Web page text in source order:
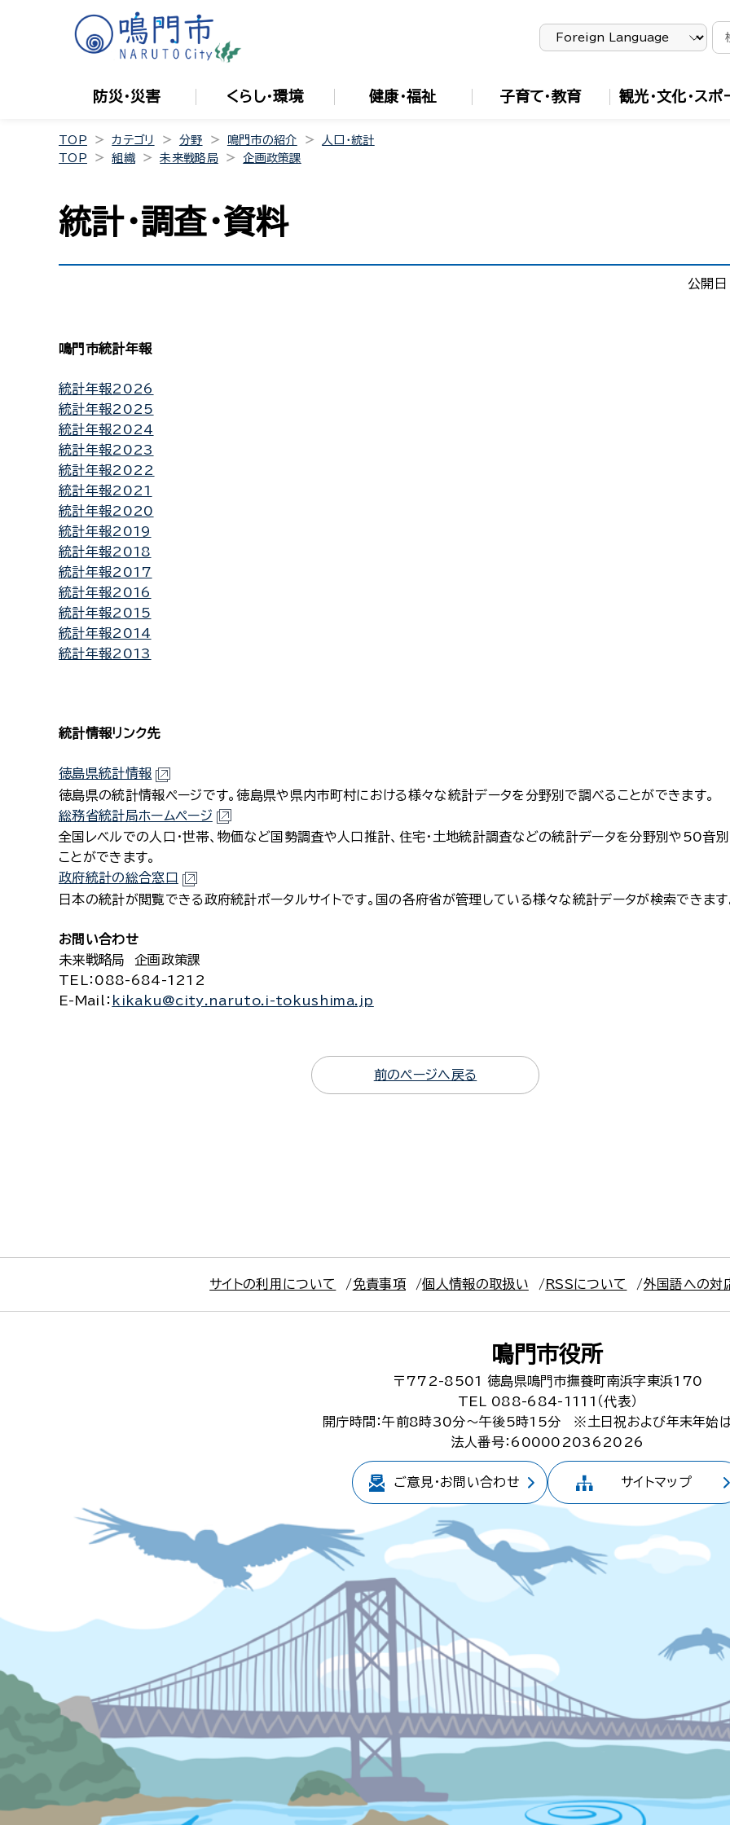
防災・災害 くらし・環境 健康・福祉 子育て・教育 観光・文化・スポ
TOP カテゴリ 分野 鳴門市の紹介
人口・統計
TOP
組織 未来戦略局 企画政策課
統計・調査・資料
公開
鳴門市統計年報
統計年報2026
統計年報2025
統計年報2024
統計年報2023
統計年報2022
統計年報2021
統計年報2020
統計年報2019
統計年報2018
統計年報2017
統計年報2016
統計年報2015
統計年報2014
統計年報2013
統計情報リンク先
徳島県統計情報
徳島県の統計情報ページです。徳島県や県内市町村における様々な統計データを分野別で調べることができます。
総務省統計局ホームページ
全国レベルでの人口・世帯、物価など国勢調査や人口推計、住宅・土地統計調査などの統計データを分野別や50音
ことができます。
政府統計の総合窓口
日本の統計が閲覧できる政府統計ポータルサイトです。国の各府省が管理している様々な統計データが検索できます
お問い合わせ
未来戦略局 企画政策課
TEL
：088-684-1212
E-Mail
： kikaku@city.naruto.i-tokushima.jp
前のページへ戻る
サイトの利用について 免責事項 個人情報の取扱い RSSについて 外国語への対
鳴門市役所
〒772-8501
徳島県鳴門市撫養町南浜字東浜170
TEL 088-684-1111（代表）
開庁時間：午前8時30分～午後5時15分
※土日祝および年末年始
法人番号：6000020362026
ご意見・お問い合わせ サイトマップ